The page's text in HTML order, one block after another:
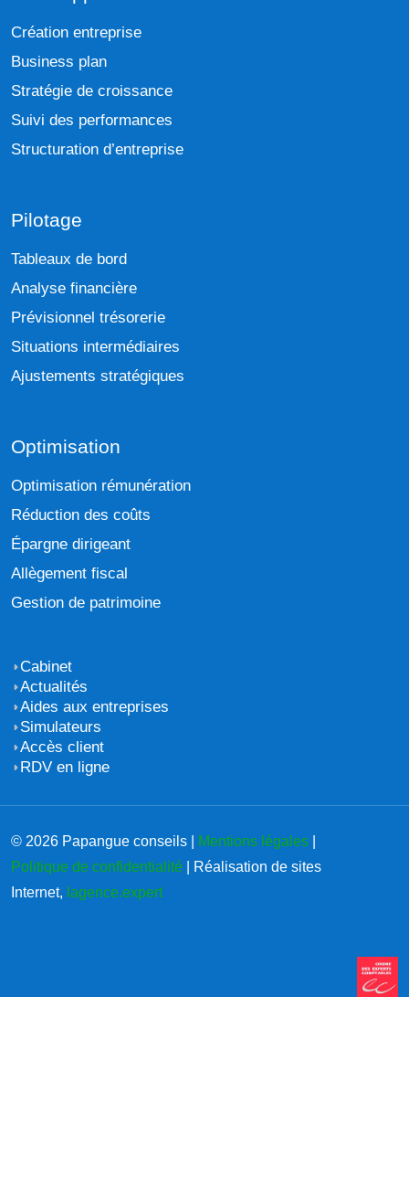
Création entreprise
Business plan
Stratégie de croissance
Suivi des performances
Structuration d’entreprise
Pilotage
Tableaux de bord
Analyse financière
Prévisionnel trésorerie
Situations intermédiaires
Ajustements stratégiques
Optimisation
Optimisation rémunération
Réduction des coûts
Épargne dirigeant
Allègement fiscal
Gestion de patrimoine
Cabinet
Actualités
Aides aux entreprises
Simulateurs
Accès client
RDV en ligne
© 2026 Papangue conseils | Mentions légales
Politique de confidentialité | Réalisation de sites
Internet, lagence.expert